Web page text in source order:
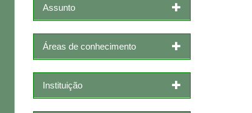
Assunto
Áreas de conhecimento
Instituição